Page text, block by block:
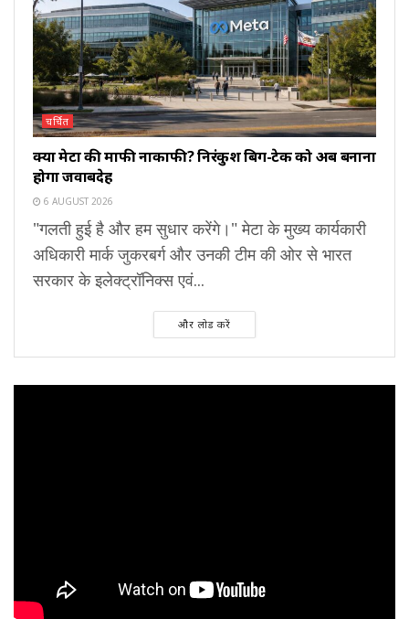
चर्चित
क्या मेटा की माफी नाकाफी? निरंकुश बिग-टेक को अब बनाना
होगा जवाबदेह
6 AUGUST 2026
"गलती हुई है और हम सुधार करेंगे।" मेटा के मुख्य कार्यकारी
अधिकारी मार्क जुकरबर्ग और उनकी टीम की ओर से भारत
सरकार के इलेक्ट्रॉनिक्स एवं...
और लोड करें